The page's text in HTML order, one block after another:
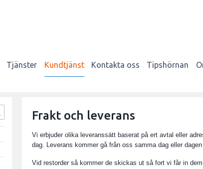
Tjänster Kundtjänst Kontakta oss Tipshörnan
Frakt och leverans
Vi erbjuder olika leveranssätt baserat på ert avtal eller
dag. Leverans kommer gå från oss samma dag eller dagen
Vid restorder så kommer de skickas ut så fort vi får in dem